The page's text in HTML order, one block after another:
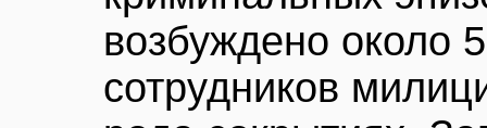
возбуждено около
сотрудников